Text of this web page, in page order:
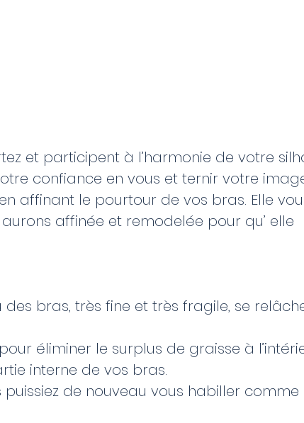
et participent à l’harmonie de votre
confiance en vous et ternir votre
affinant le pourtour de vos bras. Elle
affinée et remodelée pour qu’ elle
bras, très fine et très fragile, se
éliminer le surplus de graisse à
interne de vos bras.
de nouveau vous habiller comme